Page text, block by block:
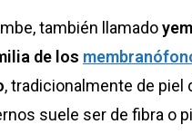
también llamado
de los
, tradicionalmente de piel
suele ser de fibra o